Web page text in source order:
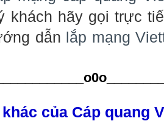
khách hãy gọi trực
dẫn lắp mạng
của Cáp quang